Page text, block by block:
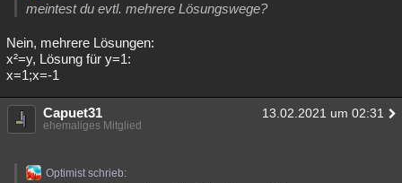
meintest du evtl. mehrere Lösungswege?
Nein, mehrere Lösungen:
x²=y, Lösung für y=1:
x=1;x=-1
Capuet31 13.02.2021 um 02:31
ehemaliges Mitglied
Optimist schrieb: